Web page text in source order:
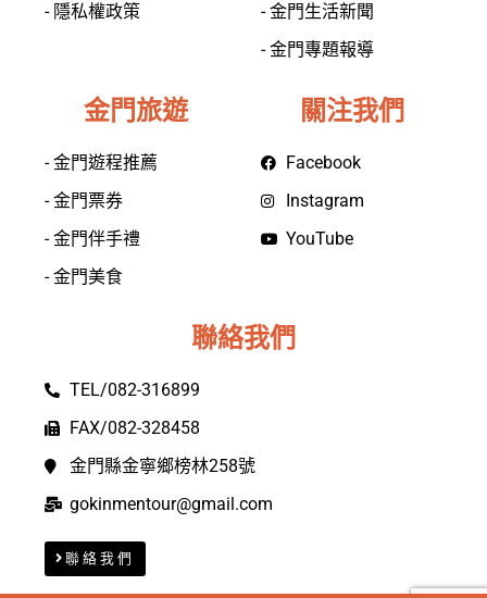
- 隱私權政策
- 金門生活新聞
- 金門專題報導
金門旅遊
- 金門遊程推薦
- 金門票券
- 金門伴手禮
- 金門美食
關注我們
Facebook
Instagram
YouTube
聯絡我們
TEL/082-316899
FAX/082-328458
金門縣金寧鄉榜林258號
gokinmentour@gmail.com
聯絡我們